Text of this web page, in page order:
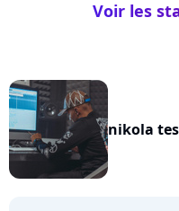
Voir les
nikola